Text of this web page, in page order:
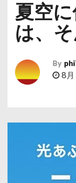
夏空
は、
By
8